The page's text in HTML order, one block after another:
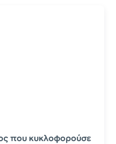
που κυκλοφορούσε